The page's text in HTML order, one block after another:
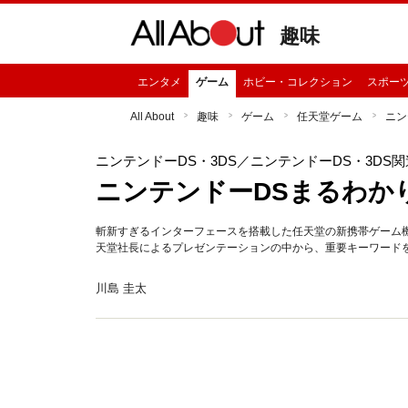
趣味
エンタメ ゲーム ホビー・コレクション スポー
All About 趣味 ゲーム 任天堂ゲーム ニ
ニンテンドーDS・3DS／ニンテンドーDS・3DS
ニンテンドーDSまるわか
斬新すぎるインターフェースを搭載した任天堂の新携帯ゲー
天堂社長によるプレゼンテーションの中から、重要キーワード
川島 圭太